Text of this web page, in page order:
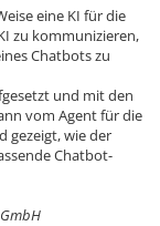
eine KI für die
zu kommunizieren,
Chatbots zu
und mit den
vom Agent für die
gezeigt, wie der
Chatbot-